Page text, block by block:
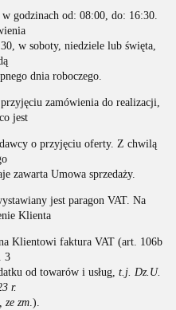
godzinach od: 08:00, do: 16:30.
w soboty, niedziele lub święta,
dnia roboczego.
zamówienia do realizacji,
co jest
o przyjęciu oferty. Z chwilą
zawarta Umowa sprzedaży.
jest paragon VAT. Na
Klienta
Klientowi faktura VAT (art. 106b
3
od towarów i usług, t.j. Dz.U.
r.
ze zm.).